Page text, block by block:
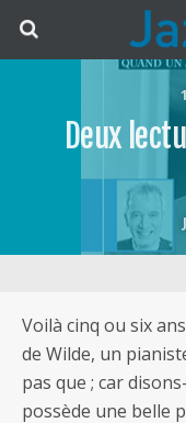
Deux
Voilà cinq ou six
de Wilde, un
pas que ; car
possède une belle